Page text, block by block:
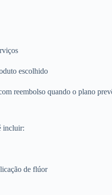
escolhido
reembolso quando o plano
incluir:
de flúor